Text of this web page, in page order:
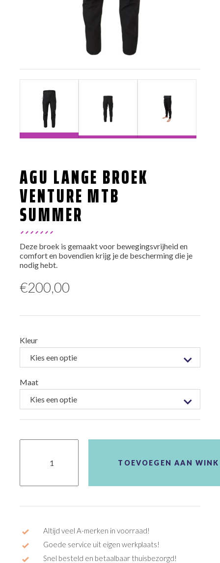
AGU LANGE BROEK
VENTURE MTB
SUMMER
Deze broek is gemaakt voor bewegingsvrijheid en
comfort en bovendien krijg je de bescherming die je
nodig hebt.
€200,00
Kleur
Maat
TOEVOEGEN AAN
Altijd veel A-merken in voorraad!
Goede service uit eigen werkplaats!
Snel besteld en betaalbaar thuisbezorgd!